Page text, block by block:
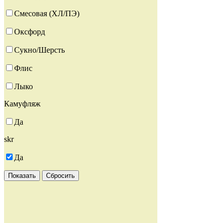
Смесовая (ХЛ/ПЭ)
Оксфорд
Сукно/Шерсть
Флис
Лыко
Камуфляж
Да
skr
Да
Показать Сбросить